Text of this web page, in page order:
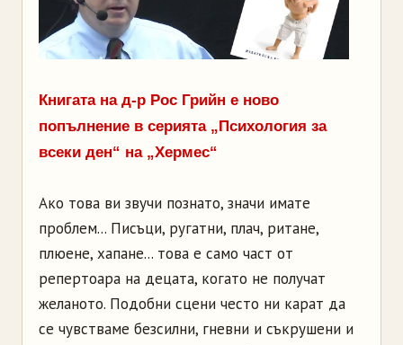
Книгата на д-р Рос Грийн е ново
попълнение в серията „Психология за
всеки ден“ на „Хермес“
Ако това ви звучи познато, значи имате
проблем... Писъци, ругатни, плач, ритане,
плюене, хапане... това е само част от
репертоара на децата, когато не получат
желаното. Подобни сцени често ни карат да
се чувстваме безсилни, гневни и съкрушени и